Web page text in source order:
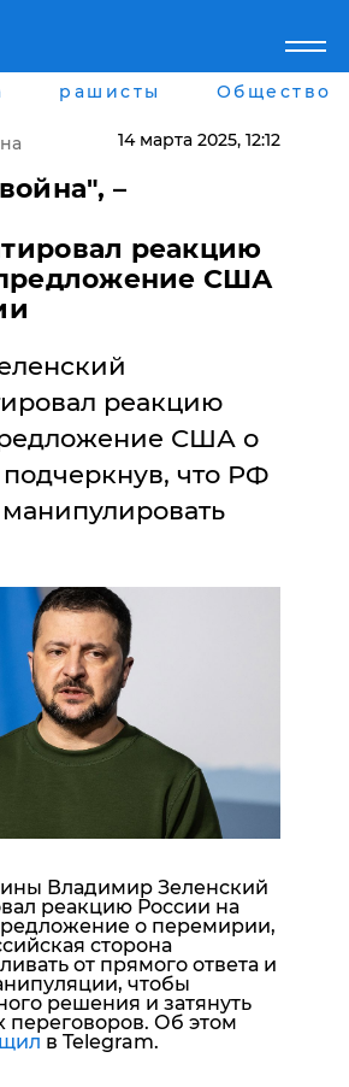
Города
Киев
Харьков
Львов
Одесса
и в
Лайф стайл
Стиль Диалога
Шоу-биз
Культура
Общество
Авторское
Мнение
ИноСМИ
рашисты Общество
14 марта 2025, 12:12
–
реакцию
США
реакцию
США о
что РФ
Владимир Зеленский
реакцию России на
о перемирии,
сторона
от прямого ответа и
чтобы
решения и затянуть
переговоров. Об этом
в Telegram.